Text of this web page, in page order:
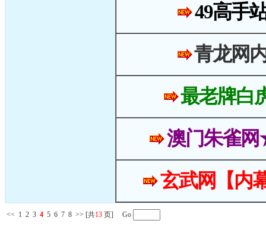
49高手
青龙网
最老牌白
澳门朱雀
玄武网【内
<< 1 2 3 4 5 6 7 8 >> [共13 页] Go